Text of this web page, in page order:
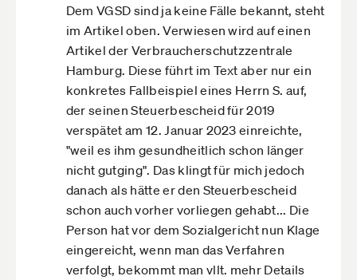
Dem VGSD sind ja keine Fälle bekannt, steht
im Artikel oben. Verwiesen wird auf einen
Artikel der Verbraucherschutzzentrale
Hamburg. Diese führt im Text aber nur ein
konkretes Fallbeispiel eines Herrn S. auf,
der seinen Steuerbescheid für 2019
verspätet am 12. Januar 2023 einreichte,
"weil es ihm gesundheitlich schon länger
nicht gutging". Das klingt für mich jedoch
danach als hätte er den Steuerbescheid
schon auch vorher vorliegen gehabt... Die
Person hat vor dem Sozialgericht nun Klage
eingereicht, wenn man das Verfahren
verfolgt, bekommt man vllt. mehr Details